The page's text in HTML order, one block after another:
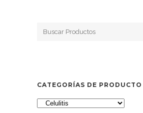
CATEGORÍAS DE PRODUCTO